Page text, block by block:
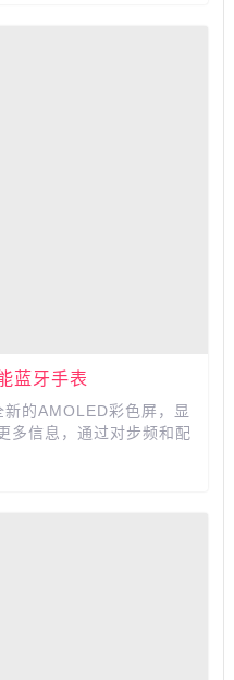
蓝牙手表
的AMOLED彩色屏，显
多信息，通过对步频和配
数： 品牌:Xiaomi/小